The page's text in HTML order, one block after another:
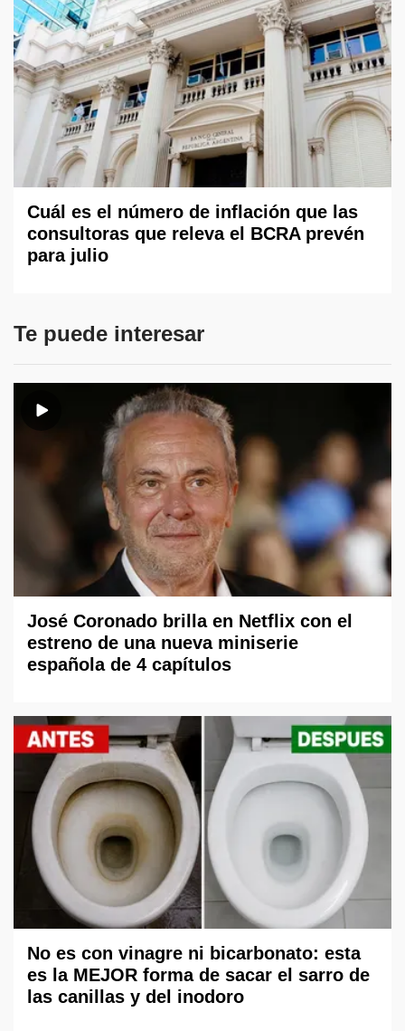
Cuál es el número de inflación que las
consultoras que releva el BCRA prevén
para julio
Te puede interesar
José Coronado brilla en Netflix con el
estreno de una nueva miniserie
española de 4 capítulos
No es con vinagre ni bicarbonato: esta
es la MEJOR forma de sacar el sarro de
las canillas y del inodoro